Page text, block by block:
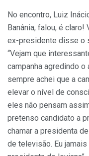
No encontro, Luiz
Banânia, falou, é
ex-presidente disse o
“Vejam que
campanha agredindo o
sempre achei que a
elevar o nível de
eles não pensam
pretenso candidato a
chamar a presidenta
de televisão. Eu